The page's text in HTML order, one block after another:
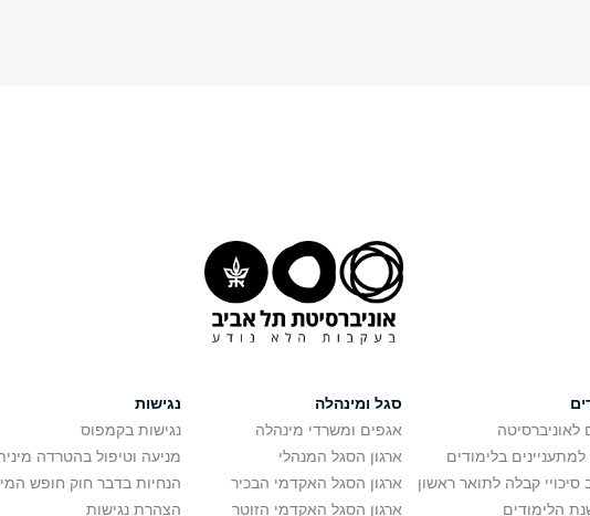
לאוניברסיטה
בלימודים
סיכויי קבלה לתואר ראשון
הלימודים
סגל ומינהלה
אגפים ומשרדי מינהלה
ארגון הסגל המנהלי
ארגון הסגל האקדמי הבכיר
ארגון הסגל האקדמי הזוטר
נגישות
נגישות בקמפוס
מניעה וטיפול בהטרדה
הנחיות בדבר חוק חופש
הצהרת נגישות